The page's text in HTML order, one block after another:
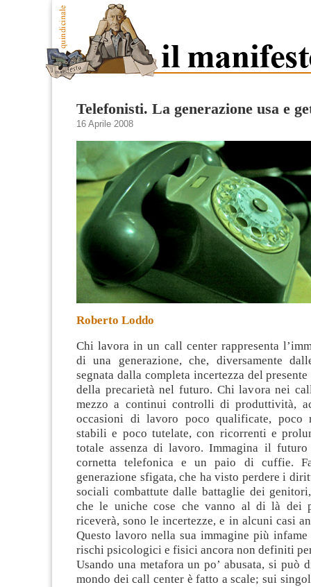
Telefonisti. La generazione usa e
16 Aprile 2008
Roberto Loddo
Chi lavora in un call center rappresenta
di una generazione, che, diversamente
segnata dalla completa incertezza del
della precarietà nel futuro. Chi lavora nei
mezzo a continui controlli diproduttività,
occasioni di lavoro poco qualificate, poco
stabili e poco tutelate, con ricorrenti e
totale assenza di lavoro. Immagina il futuro
cornetta telefonica e un paio di cuffie.
generazione sfigata, che ha visto perdere i
sociali combattute dalle battaglie dei
che le uniche cose che vanno al di là dei
riceverà, sono le incertezze, e in alcuni casi
Questo lavoro nella sua immagine più infame
rischi psicologici e fisici ancora non definiti
Usando una metafora un po’ abusata, si può
mondo dei call center è fatto a scale; sui